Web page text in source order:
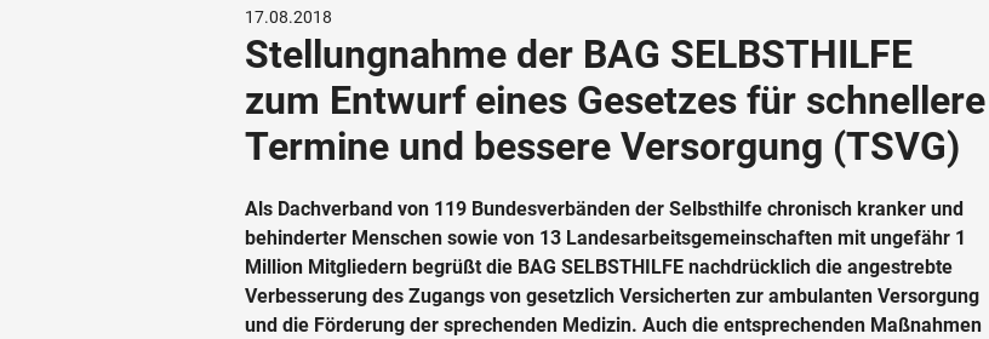
17.08.2018
Stellungnahme der BAG SELBSTHILFE
zum Entwurf eines Gesetzes für schnellere
Termine und bessere Versorgung (TSVG)
Als Dachverband von 119 Bundesverbänden der Selbsthilfe chronisch kranker und
behinderter Menschen sowie von 13 Landesarbeitsgemeinschaften mit ungefähr 1
Million Mitgliedern begrüßt die BAG SELBSTHILFE nachdrücklich die angestrebte
Verbesserung des Zugangs von gesetzlich Versicherten zur ambulanten Versorgung
und die Förderung der sprechenden Medizin. Auch die entsprechenden Maßnahmen